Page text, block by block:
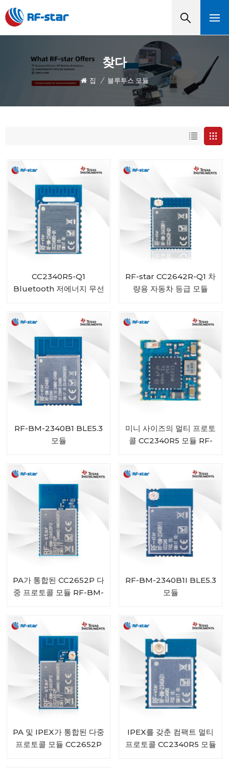
찾다
집 / 블루투스 모듈
CC2340R5-Q1
Bluetooth 저에너지 무선
RF-star CC2642R-Q1 차
량용 자동차 등급 모듈
RF-BM-2340B1 BLE5.3
모듈
미니 사이즈의 멀티 프로토
콜 CC2340R5 모듈 RF-
PA가 통합된 CC2652P 다
중 프로토콜 모듈 RF-BM-
RF-BM-2340B1I BLE5.3
모듈
PA 및 IPEX가 통합된 다중
프로토콜 모듈 CC2652P
IPEX를 갖춘 컴팩트 멀티
프로토콜 CC2340R5 모듈